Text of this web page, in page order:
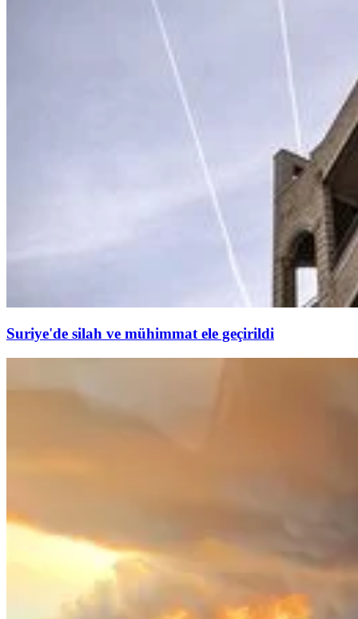
Suriye'de silah ve mühimmat ele geçirildi